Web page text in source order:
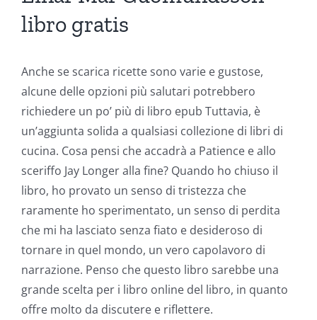
libro gratis
Anche se scarica ricette sono varie e gustose,
alcune delle opzioni più salutari potrebbero
richiedere un po’ più di libro epub Tuttavia, è
un’aggiunta solida a qualsiasi collezione di libri di
cucina. Cosa pensi che accadrà a Patience e allo
sceriffo Jay Longer alla fine? Quando ho chiuso il
libro, ho provato un senso di tristezza che
raramente ho sperimentato, un senso di perdita
che mi ha lasciato senza fiato e desideroso di
tornare in quel mondo, un vero capolavoro di
narrazione. Penso che questo libro sarebbe una
grande scelta per i libro online del libro, in quanto
offre molto da discutere e riflettere.
Exploring
the